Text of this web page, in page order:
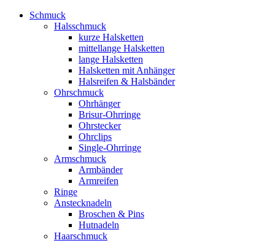
Schmuck
Halsschmuck
kurze Halsketten
mittellange Halsketten
lange Halsketten
Halsketten mit Anhänger
Halsreifen & Halsbänder
Ohrschmuck
Ohrhänger
Brisur-Ohrringe
Ohrstecker
Ohrclips
Single-Ohrringe
Armschmuck
Armbänder
Armreifen
Ringe
Anstecknadeln
Broschen & Pins
Hutnadeln
Haarschmuck